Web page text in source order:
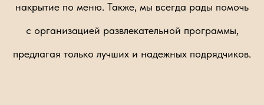
накрытие по меню. Также, мы всегда рады помочь
с организацией развлекательной программы,
предлагая только лучших и надежных подрядчиков.